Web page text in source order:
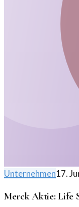
Unternehmen17.
Merck Aktie: Life